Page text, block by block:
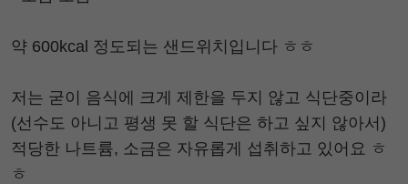
약 600kcal 정도되는 샌드위치입니다 ㅎㅎ
저는 굳이 음식에 크게 제한을 두지 않고 식단중이라
(선수도 아니고 평생 못 할 식단은 하고 싶지 않아서)
적당한 나트륨, 소금은 자유롭게 섭취하고 있어요 ㅎ
ㅎ